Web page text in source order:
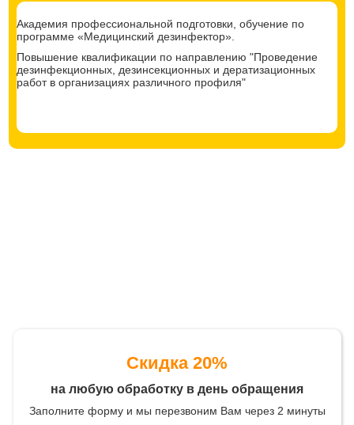
Академия профессиональной подготовки, обучение по
программе «Медицинский дезинфектор».
Повышение квалификации по направлению "Проведение
дезинфекционных, дезинсекционных и дератизационных
работ в организациях различного профиля"
Скидка 20%
на любую обработку в день обращения
Заполните форму и мы перезвоним Вам через 2 минуты